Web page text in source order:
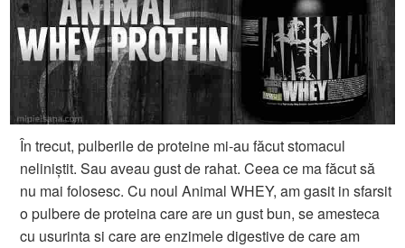
În trecut, pulberile de proteine mi-au făcut stomacul
neliniștit. Sau aveau gust de rahat. Ceea ce ma făcut să
nu mai folosesc. Cu noul Animal WHEY, am gasit in sfarsit
o pulbere de proteina care are un gust bun, se amesteca
cu usurinta si care are enzimele digestive de care am